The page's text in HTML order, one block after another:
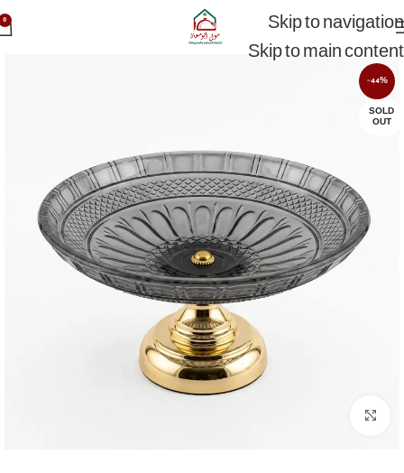
Skip to navigation
Skip to main content
0
-44%
SOLD
OUT